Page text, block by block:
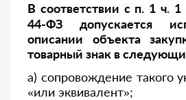
В соответствии с п. 1 ч.
44-ФЗ допускается
описании объекта
товарный знак в
а) сопровождение такого
«или эквивалент»;